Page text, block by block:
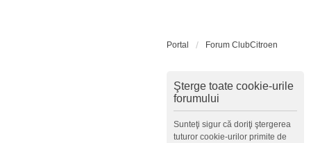
Portal Forum ClubCitroen
Şterge toate cookie-urile
forumului
Sunteţi sigur că doriţi ştergerea
tuturor cookie-urilor primite de